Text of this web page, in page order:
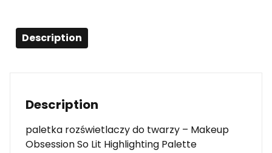
Description
Description
paletka rozświetlaczy do twarzy – Makeup
Obsession So Lit Highlighting Palette